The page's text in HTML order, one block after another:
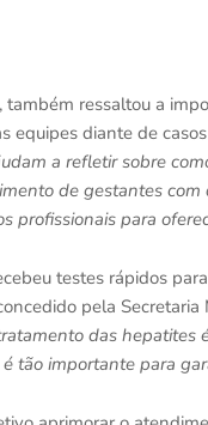
também ressaltou a
equipes diante de
a refletir sobre
de gestantes
profissionais para
testes rápidos
pela Secretaria
das hepatites
tão importante para